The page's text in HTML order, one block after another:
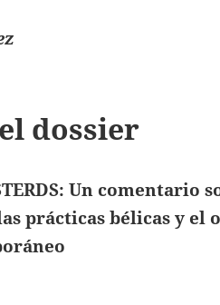
dossier
Un comentario
prácticas bélicas y el